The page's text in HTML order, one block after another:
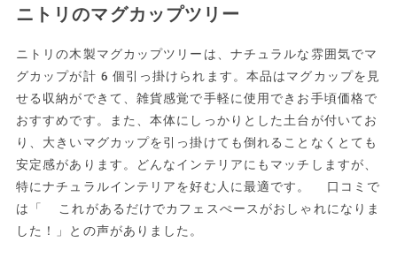
ニトリのマグカップツリー
ニトリの木製マグカップツリーは、ナチュラルな雰囲気でマ
グカップが計6個引っ掛けられます。本品はマグカップを見
せる収納ができて、雑貨感覚で手軽に使用できお手頃価格で
おすすめです。また、本体にしっかりとした土台が付いてお
り、大きいマグカップを引っ掛けても倒れることなくとても
安定感があります。どんなインテリアにもマッチしますが、
特にナチュラルインテリアを好む人に最適です。 口コミで
は「 これがあるだけでカフェスぺースがおしゃれになりま
した！」との声がありました。